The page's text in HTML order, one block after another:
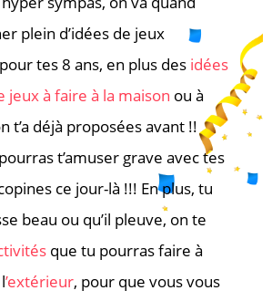
plein d’idées de jeux
tes 8 ans, en plus des idées
jeux à faire à la maison ou à
t’a déjà proposées avant !!
t’amuser grave avec tes
ce jour-là !!! En plus, tu
beau ou qu’il pleuve, on te
que tu pourras faire à
’extérieur, pour que vous vous